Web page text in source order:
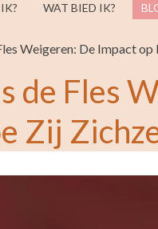
WAT BIED IK?
Weigeren: De Impact
de Fles
Zij